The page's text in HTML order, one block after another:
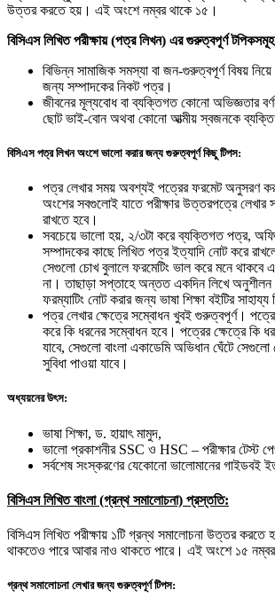
উত্তর করতে হয়। এই অংশে নম্বর থাকে ১৫।
বিসিএস লিখিত পরীক্ষায় (পত্র লিখন) এর গুরুত্বপূর্ণ
বিভিন্ন সামাজিক সমস্যা বা জন-গুরুত্বপূর্ণ বিষয়
জন্য সম্পাদকের নিকট পত্র।
জীবনের মূল্যবোধ বা ব্যক্তিগত কোনো অভিজ্ঞতার
ছোট ভাই-বোন অথবা কোনো আত্মীয় স্বজনকে
বিসিএস পত্র লিখন অংশে ভালো করার জন্য গুরুত্বপূর্ণ কিছু টিপস:
পত্র লেখার সময় অবশ্যই পত্রের ফরমেট অনুসরণ
অংশের সবগুলোই যাতে পরীক্ষার উত্তরপত্রে লেখার
রাখতে হবে।
সবচেয়ে ভালো হয়, ২/৩টা করে ব্যক্তিগত পত্র,
সম্পাদকের কাছে লিখিত পত্র ইত্যাদি নোট করে
সেগুলো চোখ বুলালে ফরমেটিং ভাল করে মনে থাকবে
না। তাছাড়া সপ্তাহে অন্তত একদিন লিখে অনুশীলন
ফরম্যাটিং নোট করার জন্য ভাষা শিক্ষা বইটির সাহায্য
পত্র লেখার ক্ষেত্রে সম্বোধন খুবই গুরুত্বপূর্ণ।
করে কি ধরনের সম্বোধন হবে। পত্রের ক্ষেত্রে কি
যাবে, সেগুলো বাংলা একাডেমি অভিধান ঘেঁটে সেগুলো
সুবিধা পাওয়া যাবে।
অধ্যয়নের উৎস:
ভাষা শিক্ষা, ড. হায়াৎ মামুদ,
ভালো প্রকাশনীর SSC ও HSC – পরীক্ষার টেস্ট
সর্বশেষ সংস্করণের যেকোনো ভালোমানের গাইডবই
বিসিএস লিখিত বাংলা (গ্রন্থ সমালোচনা) প্রস্ততি:
বিসিএস লিখিত পরীক্ষায় ১টি গ্রন্থ সমালোচনা উত্তর করতে
থাকতেও পারে আবার নাও থাকতে পারে। এই অংশে ১৫
গ্রন্থ সমালোচনা লেখার জন্য গুরুত্বপূর্ণ টিপস: